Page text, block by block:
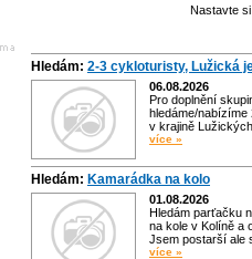
Nastavte
Hledám: 2-3 cykloturisty, Lužická
06.08.2026
Pro doplnění
hledáme/
v krajině
více »
Hledám: Kamarádka na kolo
01.08.2026
Hledám parťačku
na kole v Kolíně a
Jsem postarší ale
více »